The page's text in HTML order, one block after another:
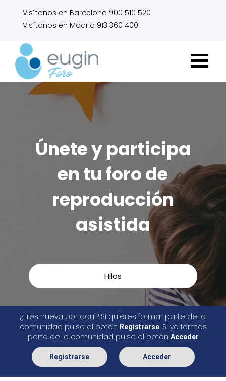
Visítanos en Barcelona 900 510 520
Visítanos en Madrid 913 360 400
Únete y participa
en tu foro de
reproducción
asistida
Hilos
¿Eres nueva por aquí? Si quieres formar parte de la
comunidad pulsa el botón Registrarse. Si ya formas
parte de la comunidad pulsa el botón Acceder
Registrarse Acceder